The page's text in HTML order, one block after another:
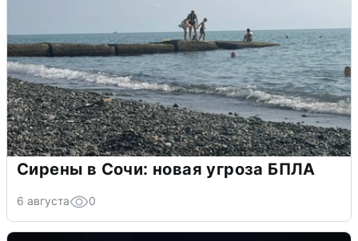
Сирены в Сочи: новая угроза БПЛА
6 августа 0